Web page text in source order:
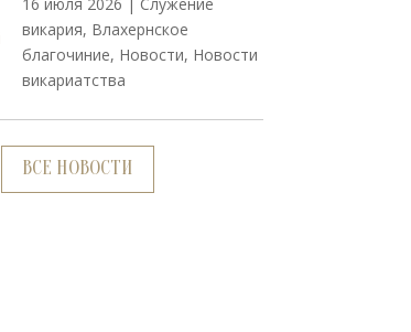
викария, Влахернское
благочиние, Новости, Новости
викариатства
ВСЕ НОВОСТИ